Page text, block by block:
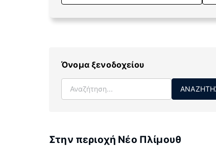
Όνομα ξενοδοχείου
Στην περιοχή Νέο Πλίμουθ